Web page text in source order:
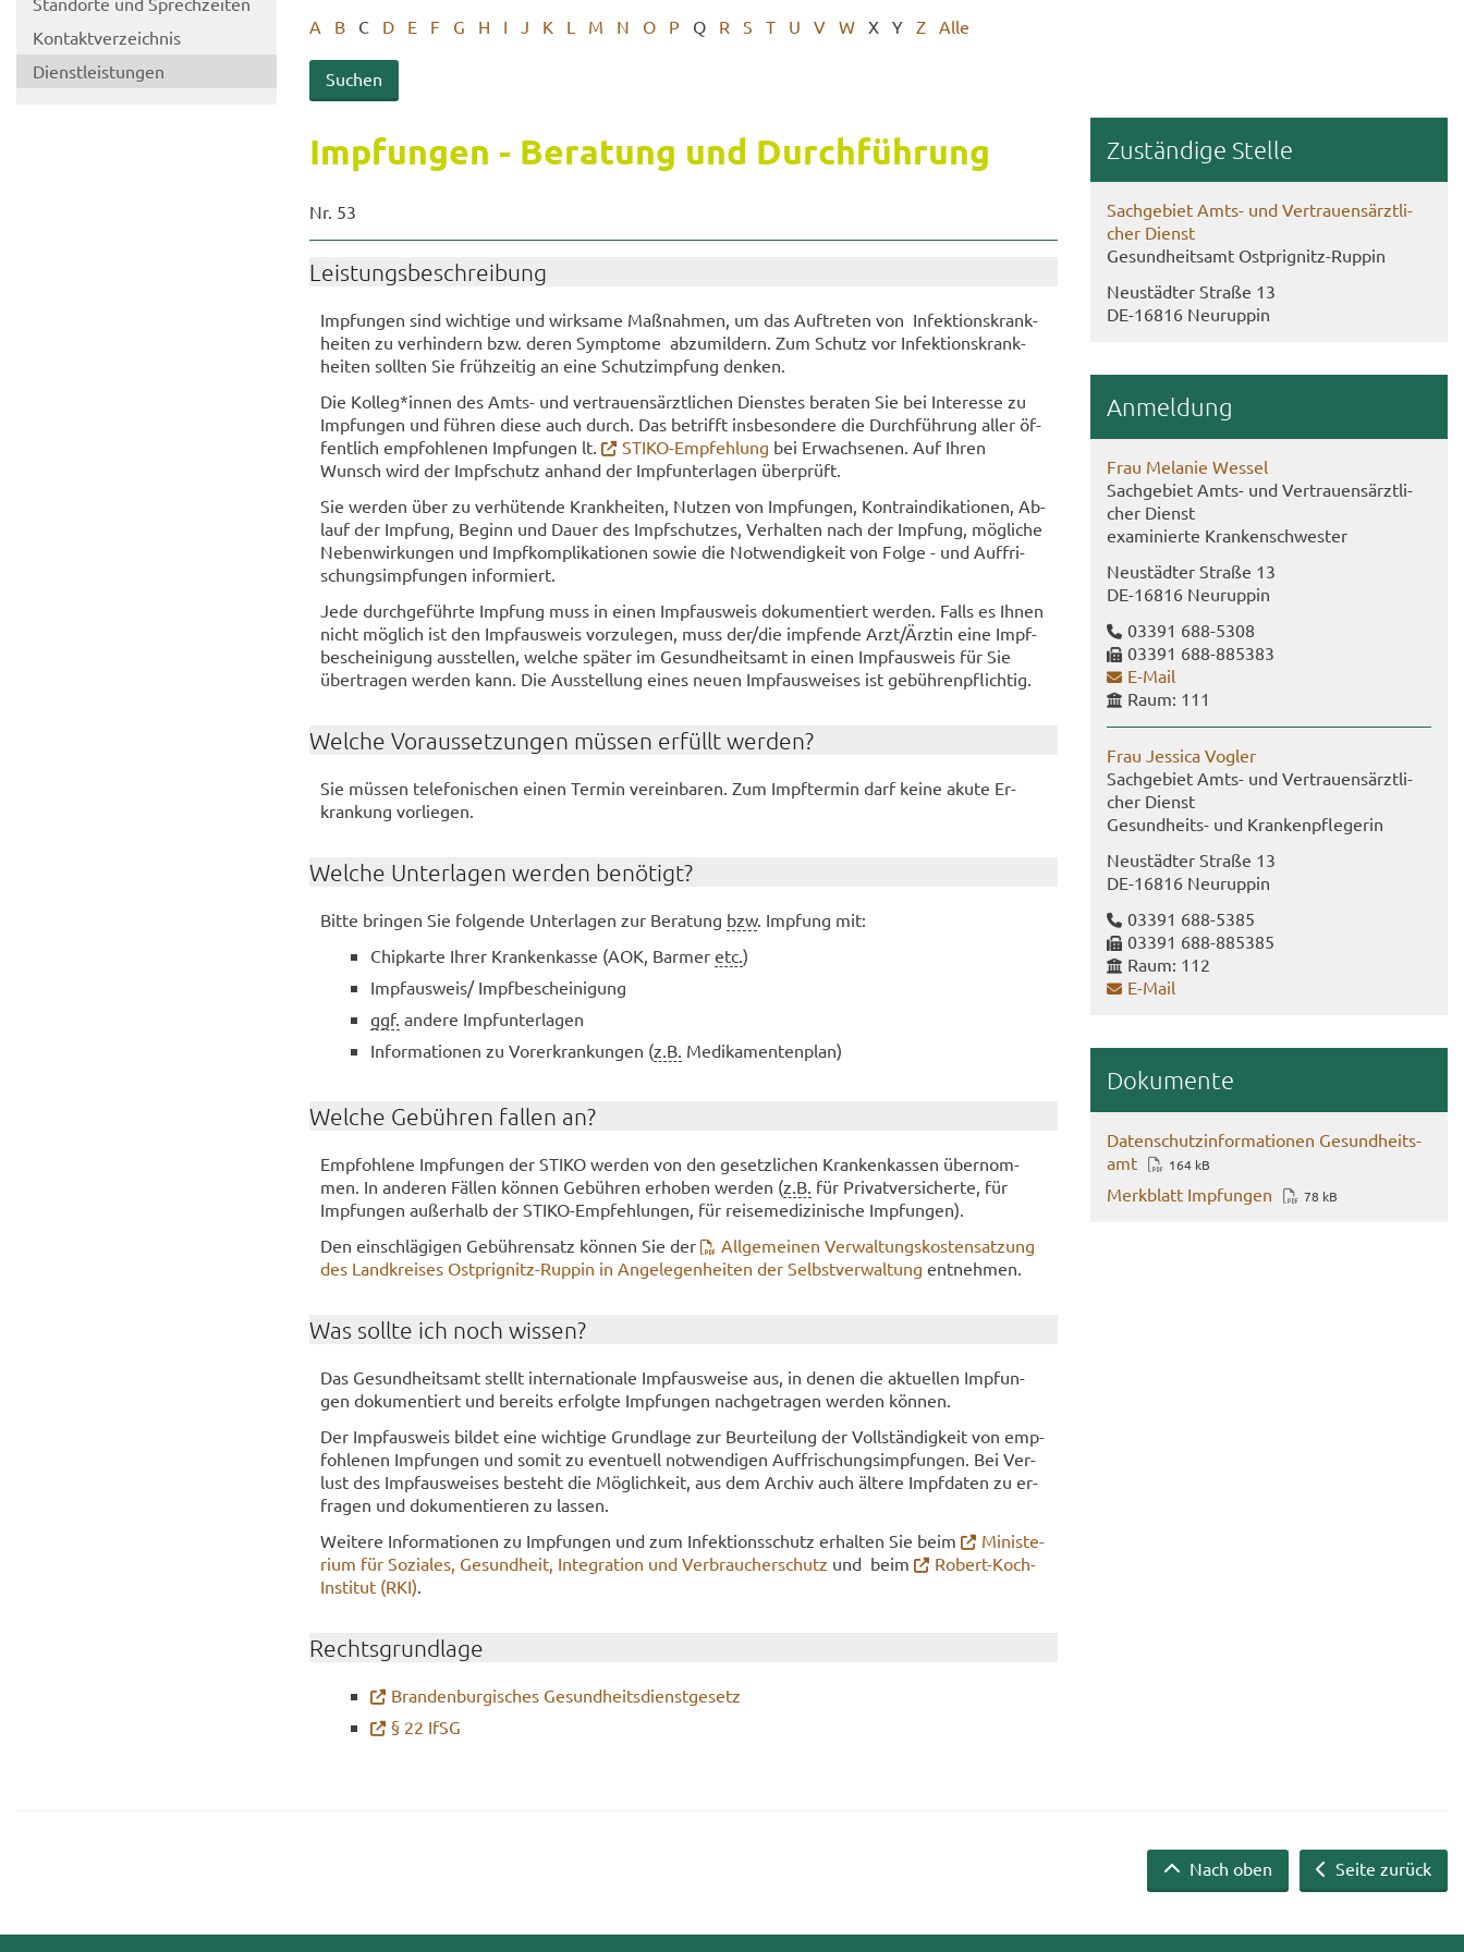
Kon­takt­ver­zeich­nis
Dienst­leis­tun­gen
A B C D E F G H I J K L M N O P Q R S T U V W X Y Z Alle
Imp­fun­gen - Be­ra­tung und Durch­füh­rung
Nr. 53
Leis­tungs­be­schrei­bung
Imp­fun­gen sind wich­ti­ge und wirk­sa­me Maß­nah­men, um das Auf­tre­ten von In­fek­ti­ons­krank­
hei­ten zu ver­hin­dern bzw. deren Sym­pto­me ab­zu­mil­dern. Zum Schutz vor In­fek­ti­ons­krank­
hei­ten soll­ten Sie früh­zei­tig an eine Schutz­imp­fung den­ken.
Die Kol­leg*innen des Amts- und ver­trau­ens­ärzt­li­chen Diens­tes be­ra­ten Sie bei In­ter­es­se zu
Imp­fun­gen und füh­ren diese auch durch. Das be­trifft ins­be­son­de­re die Durch­füh­rung aller öf­
fent­lich emp­foh­le­nen Imp­fun­gen lt.
STIKO-​Empfehlung bei Er­wach­se­nen. Auf Ihren
Wunsch wird der Impf­schutz an­hand der Impf­un­ter­la­gen über­prüft.
Sie wer­den über zu ver­hü­ten­de Krank­hei­ten, Nut­zen von Imp­fun­gen, Kon­tra­in­di­ka­tio­nen, Ab­
lauf der Imp­fung, Be­ginn und Dauer des Impf­schut­zes, Ver­hal­ten nach der Imp­fung, mög­li­che
Ne­ben­wir­kun­gen und Impf­kom­pli­ka­tio­nen sowie die Not­wen­dig­keit von Folge - und Auf­fri­
schungs­imp­fun­gen in­for­miert.
Jede durch­ge­führ­te Imp­fung muss in einen Impf­aus­weis do­ku­men­tiert wer­den. Falls es Ihnen
nicht mög­lich ist den Impf­aus­weis vor­zu­le­gen, muss der/die imp­fen­de Arzt/Ärz­tin eine Impf­
be­schei­ni­gung aus­stel­len, wel­che spä­ter im Ge­sund­heits­amt in einen Impf­aus­weis für Sie
über­tra­gen wer­den kann. Die Aus­stel­lung eines neuen Impf­aus­wei­ses ist ge­büh­ren­pflich­tig.
Wel­che Vor­aus­set­zun­gen müs­sen er­füllt wer­den?
Sie müs­sen te­le­fo­ni­schen einen Ter­min ver­ein­ba­ren. Zum Impf­ter­min darf keine akute Er­
kran­kung vor­lie­gen.
Wel­che Un­ter­la­gen wer­den be­nö­tigt?
Bitte brin­gen Sie fol­gen­de Un­ter­la­gen zur Be­ra­tung bzw. Imp­fung mit:
Chip­kar­te Ihrer Kran­ken­kas­se (AOK, Bar­mer etc.)
Impf­aus­weis/ Impf­be­schei­ni­gung
ggf. an­de­re Impf­un­ter­la­gen
In­for­ma­tio­nen zu Vor­er­kran­kun­gen (z.B. Me­di­ka­men­ten­plan)
Wel­che Ge­büh­ren fal­len an?
Emp­foh­le­ne Imp­fun­gen der STIKO wer­den von den ge­setz­li­chen Kran­ken­kas­sen über­nom­
men. In an­de­ren Fäl­len kön­nen Ge­büh­ren er­ho­ben wer­den (z.B. für Pri­vat­ver­si­cher­te, für
Imp­fun­gen au­ßer­halb der STIKO-​Empfehlungen, für rei­se­me­di­zi­ni­sche Imp­fun­gen).
Den ein­schlä­gi­gen Ge­büh­ren­satz kön­nen Sie der
All­ge­mei­nen Ver­wal­tungs­kos­ten­sat­zung
des Land­krei­ses Ostprignitz-​Ruppin in An­ge­le­gen­hei­ten der Selbst­ver­wal­tung ent­neh­men.
Was soll­te ich noch wis­sen?
Das Ge­sund­heits­amt stellt in­ter­na­tio­na­le Impf­aus­wei­se aus, in denen die ak­tu­el­len Imp­fun­
gen do­ku­men­tiert und be­reits er­folg­te Imp­fun­gen nach­ge­tra­gen wer­den kön­nen.
Der Impf­aus­weis bil­det eine wich­ti­ge Grund­la­ge zur Be­ur­tei­lung der Voll­stän­dig­keit von emp­
foh­le­nen Imp­fun­gen und somit zu even­tu­ell not­wen­di­gen Auf­fri­schungs­imp­fun­gen. Bei Ver­
lust des Impf­aus­wei­ses be­steht die Mög­lich­keit, aus dem Ar­chiv auch äl­te­re Impf­da­ten zu er­
fra­gen und do­ku­men­tie­ren zu las­sen.
Wei­te­re In­for­ma­tio­nen zu Imp­fun­gen und zum In­fek­ti­ons­schutz er­hal­ten Sie beim
Mi­nis­te­
ri­um für So­zia­les, Ge­sund­heit, In­te­gra­ti­on und Ver­brau­cher­schutz und beim
Robert-​Koch-
Institut (RKI).
Rechts­grund­la­ge
Bran­den­bur­gi­sches Ge­sund­heits­dienst­ge­setz
§ 22 IfSG
Zu­stän­di­ge Stel­le
Sach­ge­biet Amts- und Ver­trau­ens­ärzt­li­
cher Dienst
Ge­sund­heits­amt Ostprignitz-​Ruppin
Neu­städ­ter Stra­ße 13
DE-​16816 Neu­rup­pin
An­mel­dung
Frau Me­la­nie Wes­sel
Sach­ge­biet Amts- und Ver­trau­ens­ärzt­li­
cher Dienst
ex­ami­nier­te Kran­ken­schwes­ter
Neu­städ­ter Stra­ße 13
DE-​16816 Neu­rup­pin
03391 688-​5308
03391 688-​885383
E-​Mail
Raum: 111
Frau Jes­si­ca Vog­ler
Sach­ge­biet Amts- und Ver­trau­ens­ärzt­li­
cher Dienst
Gesundheits-​ und Kran­ken­pfle­ge­rin
Neu­städ­ter Stra­ße 13
DE-​16816 Neu­rup­pin
03391 688-​5385
03391 688-​885385
Raum: 112
E-​Mail
Do­ku­men­te
Da­ten­schutz­in­for­ma­tio­nen Ge­sund­heits­
amt
164 kB
Merk­blatt Imp­fun­gen 78 kB
Seite zurück
Nach oben